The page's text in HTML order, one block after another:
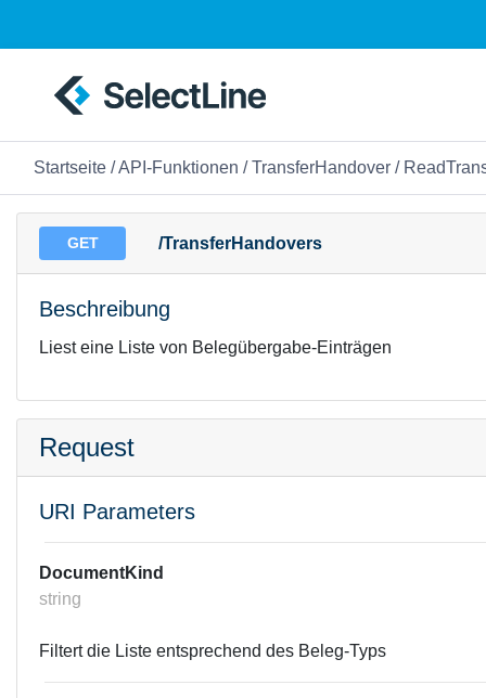
Startseite /API-Funktionen /TransferHandover /
GET /TransferHandovers
Beschreibung
Liest eine Liste von Belegübergabe-Einträgen
Request
URI Parameters
DocumentKind
string
Filtert die Liste entsprechend des Beleg-Typs